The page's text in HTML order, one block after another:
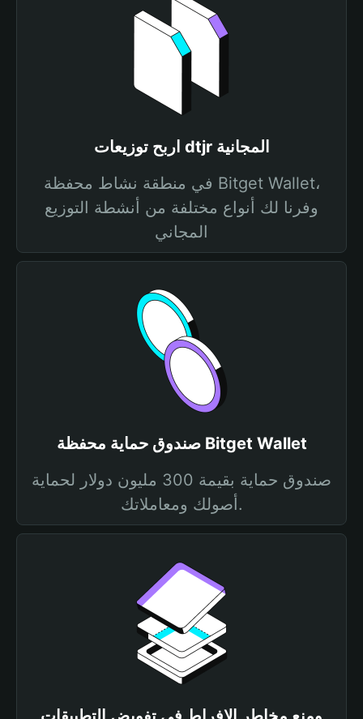
اربح توزيعات dtjr المجانية
في منطقة نشاط محفظة Bitget Wallet،
وفرنا لك أنواع مختلفة من أنشطة التوزيع
المجاني
صندوق حماية محفظة Bitget Wallet
صندوق حماية بقيمة 300 مليون دولار لحماية
أصولك ومعاملاتك.